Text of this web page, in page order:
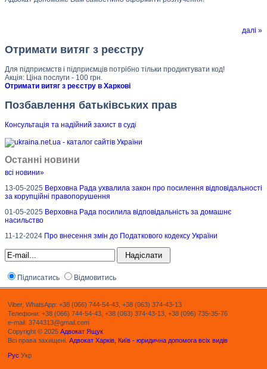
далі »
Отримати витяг з реєстру
Для підприємств і підприємців потрібно тільки продиктувати код!
Акція: Ціна послуги - 100 грн.
Отримати витяг з реєстру в Харкові
Позбавлення батьківських прав
Консультація та надійний захист в суді
Останні новини
всі новини»
13-05-2025 Верховна Рада ухвалила закон про посилення відповідальності
за корупційні правопорушення
01-05-2025 Верховна Рада посилила відповідальність за домашнє
насильство
11-12-2024 Про внесення змін до Податкового кодексу України
Підписатись Відмовитись
Viber, WhatsApp: +38 (066) 744-54-43, +38 (063) 374-43-13
Телефони: +38 (066) 744-54-43, +38 (063) 374-43-13, +38 (096) 735-35-76
e-mail: 3744313@gmail.com
Copyright © 2025 Адвокат Ящук
Всі права захищені. Адвокат Харків, Київ - юридична допомога всіх видів
Рус Укр